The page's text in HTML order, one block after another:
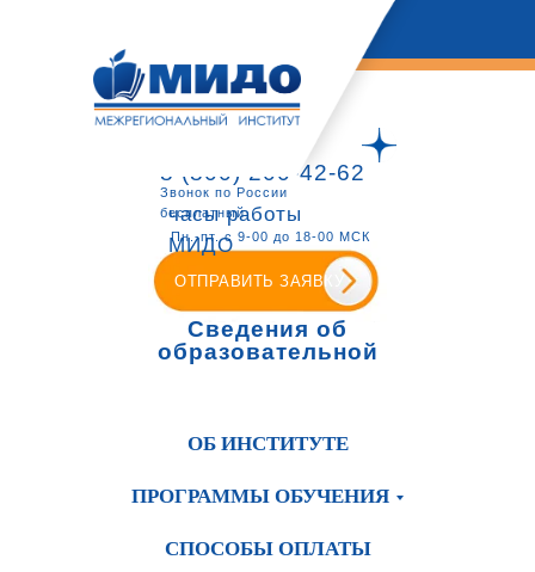
8 (800) 200-42-62
Звонок по России
бесплатный
ОТПРАВИТЬ ЗАЯВКУ
часы работы
МИДО
Пн.-пт. с 9-00 до 18-00 МСК
Сведения об
образовательной
ОБ ИНСТИТУТЕ
ПРОГРАММЫ ОБУЧЕНИЯ
СПОСОБЫ ОПЛАТЫ